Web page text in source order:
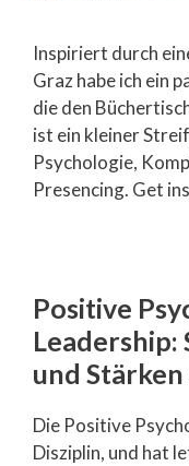
Inspiriert durch
Graz habe ich ein
die den
ist ein kleiner
Psychologie,
Presencing. Get
Positive
Leadership:
und
Die Positive
Disziplin, und hat